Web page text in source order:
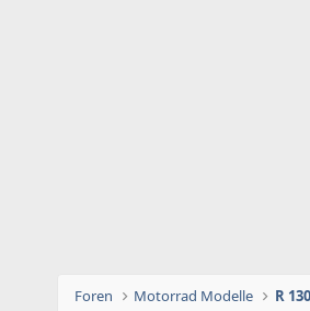
Foren Motorrad Modelle R